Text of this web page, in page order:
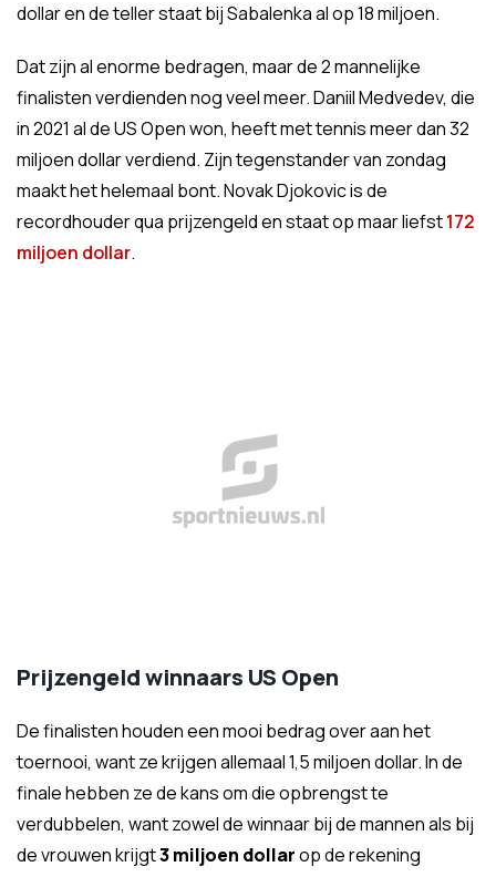
dollar en de teller staat bij Sabalenka al op 18 miljoen.
Dat zijn al enorme bedragen, maar de 2 mannelijke
finalisten verdienden nog veel meer. Daniil Medvedev, die
in 2021 al de US Open won, heeft met tennis meer dan 32
miljoen dollar verdiend. Zijn tegenstander van zondag
maakt het helemaal bont. Novak Djokovic is de
recordhouder qua prijzengeld en staat op maar liefst172
miljoen dollar.
Prijzengeld winnaars US Open
De finalisten houden een mooi bedrag over aan het
toernooi, want ze krijgen allemaal 1,5 miljoen dollar. In de
finale hebben ze de kans om die opbrengst te
verdubbelen, want zowel de winnaar bij de mannen als bij
de vrouwen krijgt3 miljoen dollarop de rekening